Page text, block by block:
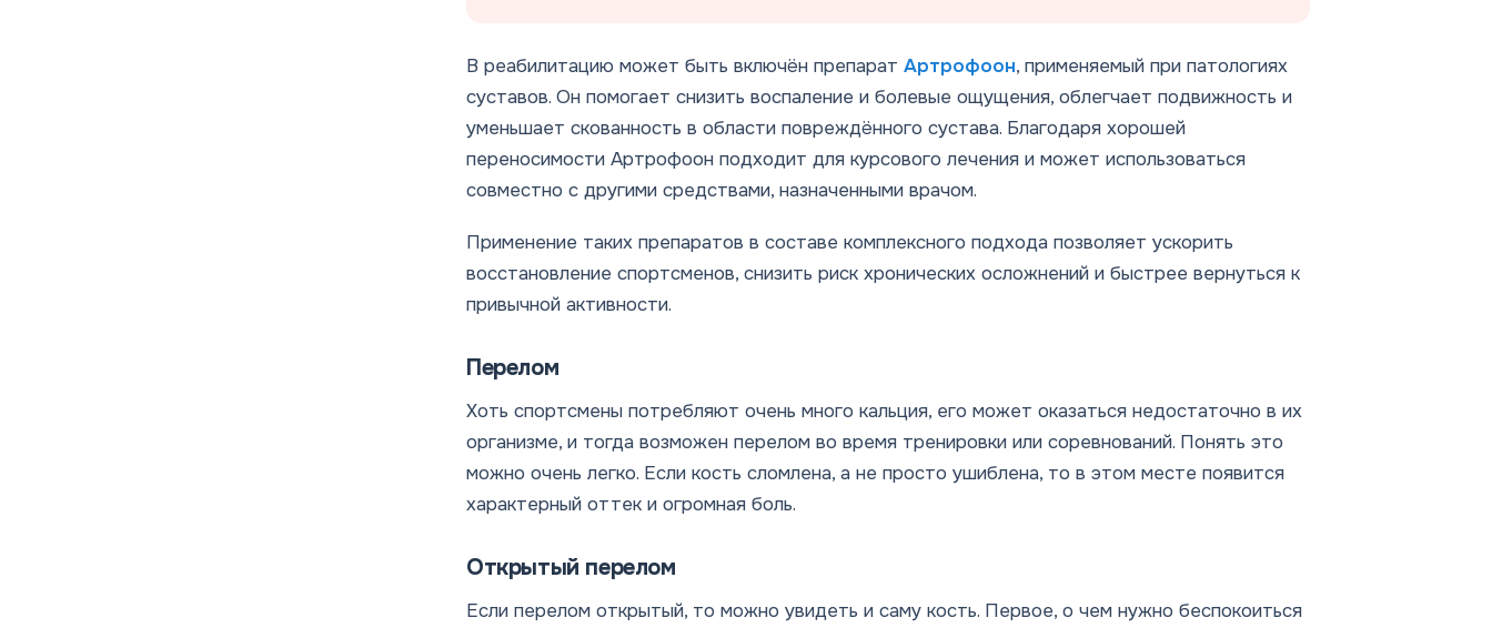
В реабилитацию может быть включён препарат Артрофоон, применяемый при патологиях
суставов. Он помогает снизить воспаление и болевые ощущения, облегчает подвижность и
уменьшает скованность в области повреждённого сустава. Благодаря хорошей
переносимости Артрофоон подходит для курсового лечения и может использоваться
совместно с другими средствами, назначенными врачом.
Применение таких препаратов в составе комплексного подхода позволяет ускорить
восстановление спортсменов, снизить риск хронических осложнений и быстрее вернуться к
привычной активности.
Перелом
Хоть спортсмены потребляют очень много кальция, его может оказаться недостаточно в их
организме, и тогда возможен перелом во время тренировки или соревнований. Понять это
можно очень легко. Если кость сломлена, а не просто ушиблена, то в этом месте появится
характерный оттек и огромная боль.
Открытый перелом
Если перелом открытый, то можно увидеть и саму кость. Первое, о чем нужно беспокоиться